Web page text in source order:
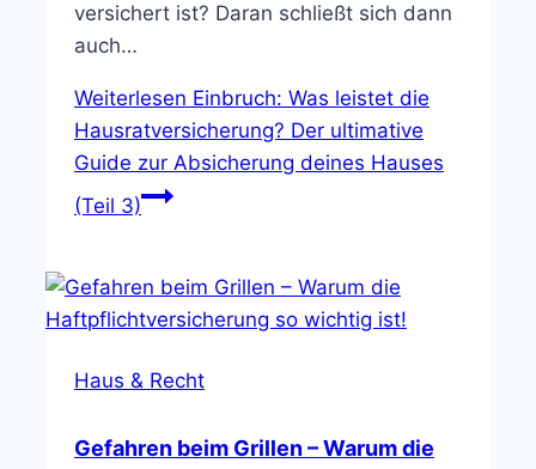
versichert ist? Daran schließt sich dann
auch…
Weiterlesen Einbruch: Was leistet die
Hausratversicherung? Der ultimative
Guide zur Absicherung deines Hauses
(Teil 3)
Haus & Recht
Gefahren beim Grillen – Warum die